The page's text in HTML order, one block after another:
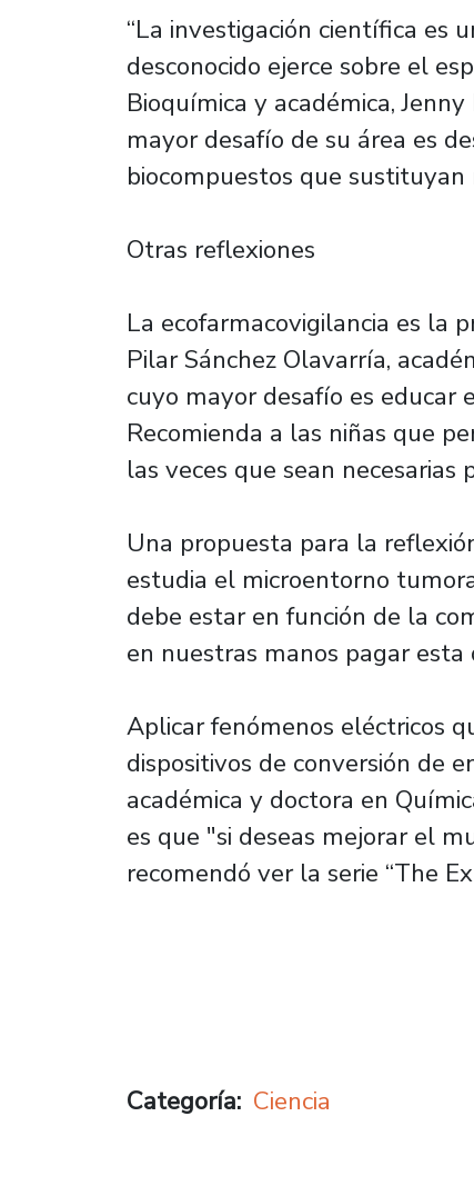
“La investigación científica es
desconocido ejerce sobre el
Bioquímica y académica,
mayor desafío de su área es
biocompuestos que
Otras reflexiones
La ecofarmacovigilancia es la
Pilar Sánchez Olavarría,
cuyo mayor desafío es educar
Recomienda a las niñas que
las veces que sean necesarias
Una propuesta para la
estudia el microentorno
debe estar en función de la
en nuestras manos pagar
Aplicar fenómenos eléctricos
dispositivos de conversión de
académica y doctora en
es que "si deseas mejorar el
recomendó ver la serie “The
Categoría Ciencia